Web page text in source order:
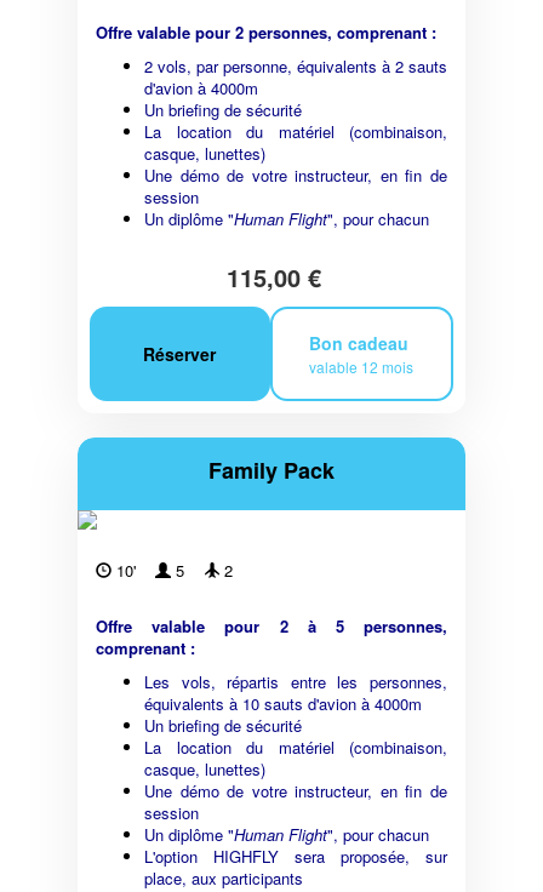
Offre valable pour 2 personnes, comprenant :
2 vols, par personne, équivalents à 2 sauts
d'avion à 4000m
Un briefing de sécurité
La location du matériel (combinaison,
casque, lunettes)
Une démo de votre instructeur, en fin de
session
Un diplôme "Human Flight", pour chacun
115,00 €
Réserver Bon cadeau
valable 12 mois
Family Pack
10' 5 2
Offre valable pour 2 à 5 personnes,
comprenant :
Les vols, répartis entre les personnes,
équivalents à 10 sauts d'avion à 4000m
Un briefing de sécurité
La location du matériel (combinaison,
casque, lunettes)
Une démo de votre instructeur, en fin de
session
Un diplôme "Human Flight", pour chacun
L'option HIGHFLY sera proposée, sur
place, aux participants